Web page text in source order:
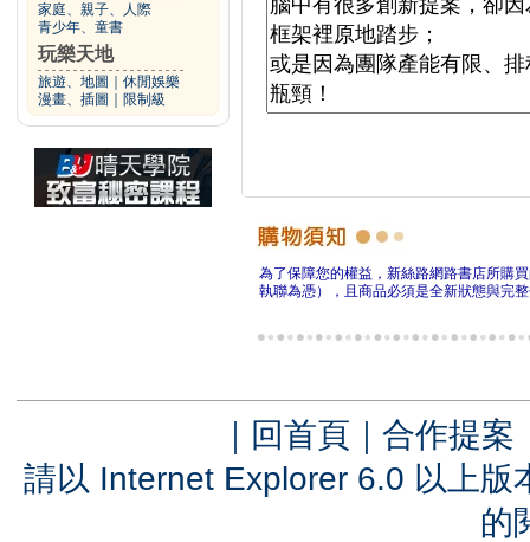
家庭、親子、人際
青少年、童書
玩樂天地
旅遊、地圖
休閒娛樂
漫畫、插圖
限制級
為了保障您的權益，新絲路網路書店所購
執聯為憑），且商品必須是全新狀態與完
｜ 回首頁 ｜ 合作提案
請以 Internet Explorer 6.0 以上
的